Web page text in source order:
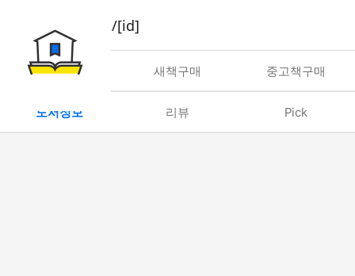
book/rent/[id]
대여 새책구매 중고책구매
도서정보 리뷰 Pick